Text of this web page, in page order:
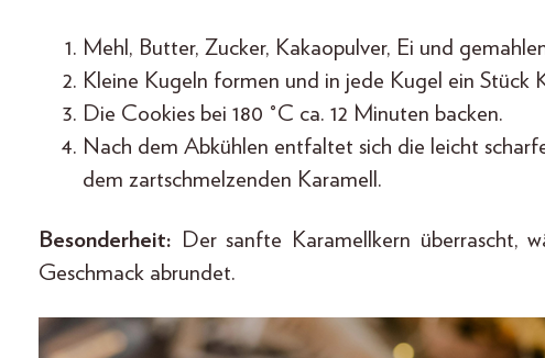
Mehl, Butter, Zucker, Kakaopulver, Ei und
Kleine Kugeln formen und in jede Kugel ein Stück
Die Cookies bei 180 °C ca. 12 Minuten backen.
Nach dem Abkühlen entfaltet sich die leicht
dem zartschmelzenden Karamell.
Besonderheit: Der sanfte Karamellkern überrascht,
Geschmack abrundet.